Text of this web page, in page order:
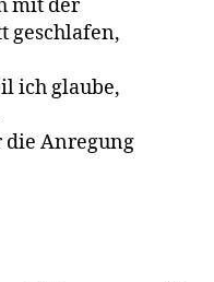
mit der
geschlafen,
ich glaube,
die Anregung